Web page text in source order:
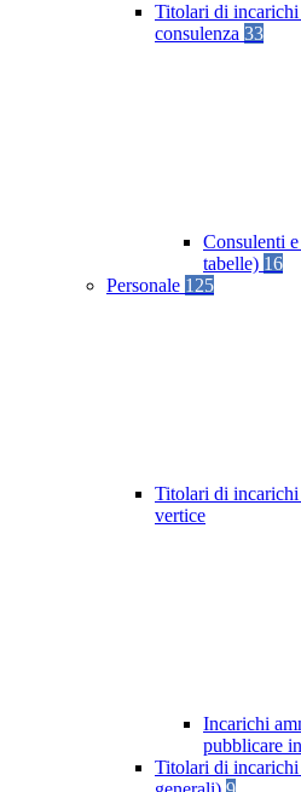
Titolari di
consulenza 33
Consulenti
tabelle) 16
Personale 125
Titolari di
vertice
Incarichi
pubblicare
Titolari di